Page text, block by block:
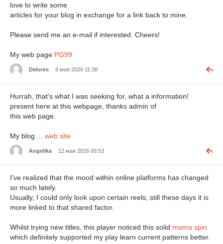
love to write some
articles for your blog in exchange for a link back to mine.
Please send me an e-mail if interested. Cheers!
My web page PG99
Delores 9 мая 2026 11:38
Hurrah, that's what I was seeking for, what a information!
present here at this webpage, thanks admin of
this web page.
My blog ... web site
Angelika 12 мая 2026 09:53
I've realized that the mood within online platforms has changed
so much lately.
Usually, I could only look upon certain reels, still these days it is
more linked to that shared factor.
Whilst trying new titles, this player noticed this solid mama spin
which definitely supported my play learn current patterns better.